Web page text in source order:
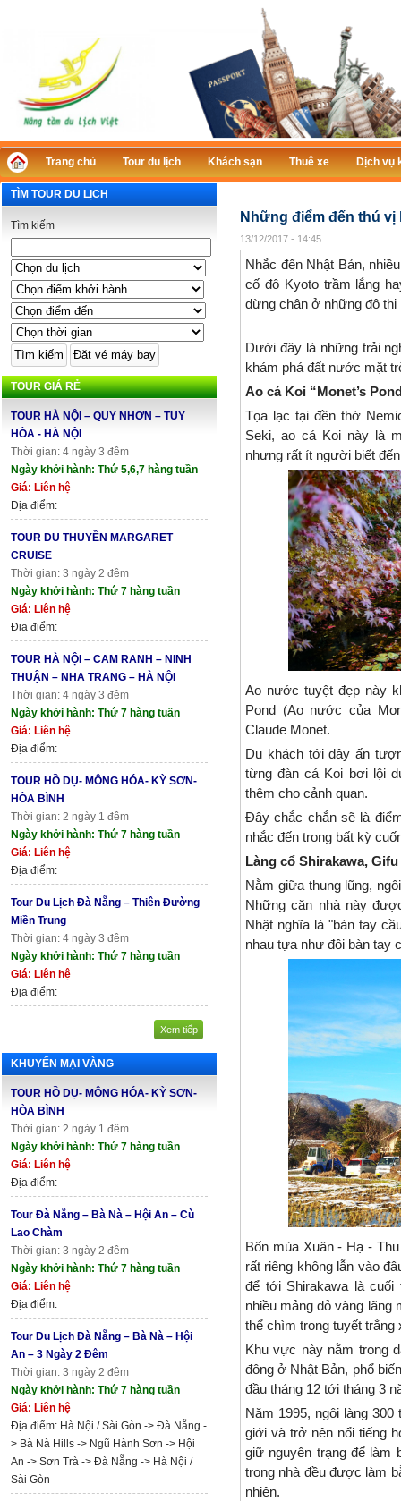
Trang chủ Tour du lịch Khách sạn Thuê xe Dịch vụ
TÌM TOUR DU LỊCH
Tìm kiếm
TOUR GIÁ RẺ
TOUR HÀ NỘI – QUY NHƠN – TUY
HÒA - HÀ NỘI
Thời gian: 4 ngày 3 đêm
Ngày khởi hành: Thứ 5,6,7 hàng tuần
Giá: Liên hệ
Địa điểm:
TOUR DU THUYỀN MARGARET
CRUISE
Thời gian: 3 ngày 2 đêm
Ngày khởi hành: Thứ 7 hàng tuần
Giá: Liên hệ
Địa điểm:
TOUR HÀ NỘI – CAM RANH – NINH
THUẬN – NHA TRANG – HÀ NỘI
Thời gian: 4 ngày 3 đêm
Ngày khởi hành: Thứ 7 hàng tuần
Giá: Liên hệ
Địa điểm:
TOUR HỒ DỤ- MÔNG HÓA- KỲ SƠN-
HÒA BÌNH
Thời gian: 2 ngày 1 đêm
Ngày khởi hành: Thứ 7 hàng tuần
Giá: Liên hệ
Địa điểm:
Tour Du Lịch Đà Nẵng – Thiên Đường
Miền Trung
Thời gian: 4 ngày 3 đêm
Ngày khởi hành: Thứ 7 hàng tuần
Giá: Liên hệ
Địa điểm:
Xem tiếp
KHUYẾN MẠI VÀNG
TOUR HỒ DỤ- MÔNG HÓA- KỲ SƠN-
HÒA BÌNH
Thời gian: 2 ngày 1 đêm
Ngày khởi hành: Thứ 7 hàng tuần
Giá: Liên hệ
Địa điểm:
Tour Đà Nẵng – Bà Nà – Hội An – Cù
Lao Chàm
Thời gian: 3 ngày 2 đêm
Ngày khởi hành: Thứ 7 hàng tuần
Giá: Liên hệ
Địa điểm:
Tour Du Lịch Đà Nẵng – Bà Nà – Hội
An – 3 Ngày 2 Đêm
Thời gian: 3 ngày 2 đêm
Ngày khởi hành: Thứ 7 hàng tuần
Giá: Liên hệ
Địa điểm: Hà Nội / Sài Gòn -> Đà Nẵng -
> Bà Nà Hills -> Ngũ Hành Sơn -> Hội
An -> Sơn Trà -> Đà Nẵng -> Hà Nội /
Sài Gòn
Những điểm đến thú vị
13/12/2017 - 14:45
Nhắc đến Nhật Bản,
cố đô Kyoto trầm lắng
dừng chân ở những đô
Dưới đây là những trải
khám phá đất nước mặt
Ao cá Koi “Monet’s
Tọa lạc tại đền thờ
Seki, ao cá Koi này là
nhưng rất ít người biết
Ao nước tuyệt đẹp này
Pond (Ao nước của
Claude Monet.
Du khách tới đây ấn
từng đàn cá Koi bơi lội
thêm cho cảnh quan.
Đây chắc chắn sẽ là
nhắc đến trong bất kỳ
Làng cổ Shirakawa, Gifu
Nằm giữa thung lũng,
Những căn nhà này
Nhật nghĩa là "bàn tay
nhau tựa như đôi bàn tay
Bốn mùa Xuân - Hạ -
rất riêng không lẫn vào
để tới Shirakawa là
nhiều mảng đỏ vàng lãng
thể chìm trong tuyết trắng
Khu vực này nằm trong
đông ở Nhật Bản, phổ
đầu tháng 12 tới tháng 3
Năm 1995, ngôi làng
giới và trở nên nổi tiếng
giữ nguyên trạng để làm
trong nhà đều được làm
nhiên.